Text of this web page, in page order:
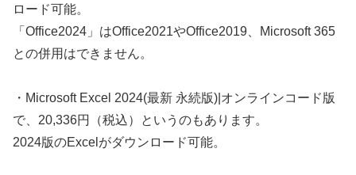
ロード可能。
「Office2024」はOffice2021やOffice2019、Microsoft 365
との併用はできません。
・Microsoft Excel 2024(最新 永続版)|オンラインコード版
で、20,336円（税込）というのもあります。
2024版のExcelがダウンロード可能。